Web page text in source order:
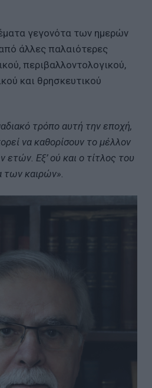
γεγονότα των ημερών
άλλες παλαιότερες
περιβαλλοντολογικού,
και θρησκευτικού
τρόπο αυτή την εποχή,
να καθορίσουν το μέλλον
Εξ’ ού και ο τίτλος του
των καιρών».